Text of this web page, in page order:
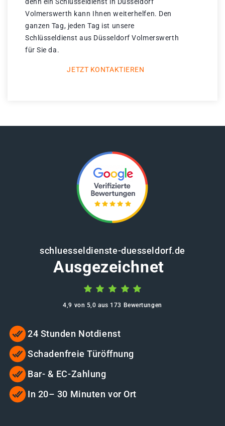
denn ein Schlüsseldienst in Düsseldorf
Volmerswerth kann Ihnen weiterhelfen. Den
ganzen Tag, jeden Tag ist unsere
Schlüsseldienst aus Düsseldorf Volmerswerth
für Sie da.
JETZT KONTAKTIEREN
schluesseldienste-duesseldorf.de
Ausgezeichnet
4,9 von 5,0 aus 173 Bewertungen
24 Stunden Notdienst
Schadenfreie Türöffnung
Bar- & EC-Zahlung
In 20– 30 Minuten vor Ort